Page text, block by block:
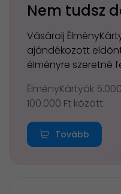
Nem tudsz
Vásárolj
ajándékozott
élményre szeretné
ÉlményKártyák
100.000 Ft között
Tovább